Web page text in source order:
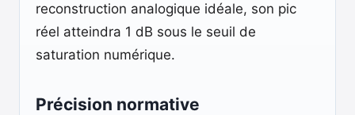
reconstruction analogique idéale, son pic
réel atteindra 1 dB sous le seuil de
saturation numérique.
Précision normative